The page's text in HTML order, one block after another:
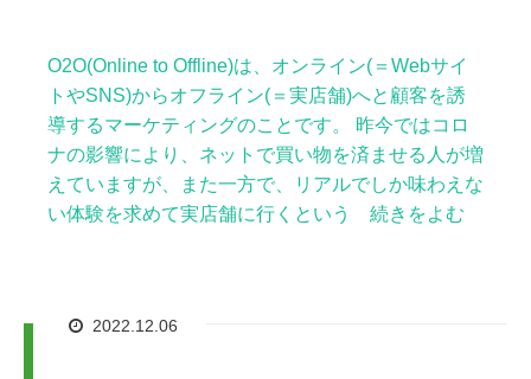
O2O(Online to Offline)は、オンライン(＝Webサイ
トやSNS)からオフライン(＝実店舗)へと顧客を誘
導するマーケティングのことです。 昨今ではコロ
ナの影響により、ネットで買い物を済ませる人が増
えていますが、また一方で、リアルでしか味わえな
い体験を求めて実店舗に行くという 続きをよむ
2022.12.06